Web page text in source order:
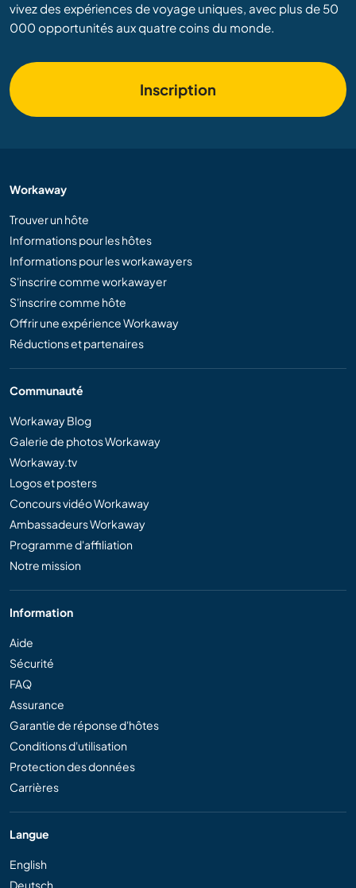
vivez des expériences de voyage uniques, avec plus de 50
000 opportunités aux quatre coins du monde.
Inscription
Workaway
Trouver un hôte
Informations pour les hôtes
Informations pour les workawayers
S'inscrire comme workawayer
S'inscrire comme hôte
Offrir une expérience Workaway
Réductions et partenaires
Communauté
Workaway Blog
Galerie de photos Workaway
Workaway.tv
Logos et posters
Concours vidéo Workaway
Ambassadeurs Workaway
Programme d'affiliation
Notre mission
Information
Aide
Sécurité
FAQ
Assurance
Garantie de réponse d'hôtes
Conditions d'utilisation
Protection des données
Carrières
Langue
English
Deutsch